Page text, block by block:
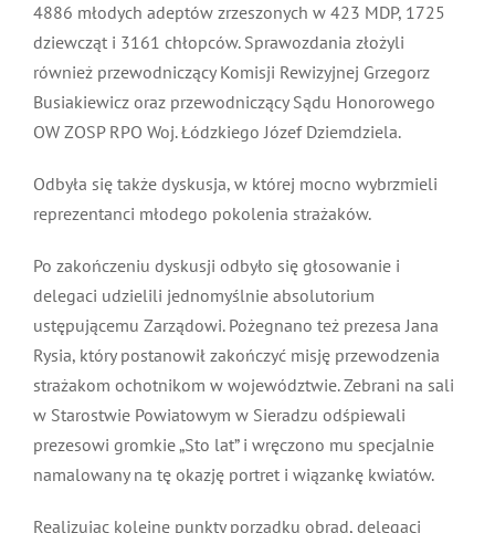
4886 młodych adeptów zrzeszonych w 423 MDP, 1725
dziewcząt i 3161 chłopców. Sprawozdania złożyli
również przewodniczący Komisji Rewizyjnej Grzegorz
Busiakiewicz oraz przewodniczący Sądu Honorowego
OW ZOSP RPO Woj. Łódzkiego Józef Dziemdziela.
Odbyła się także dyskusja, w której mocno wybrzmieli
reprezentanci młodego pokolenia strażaków.
Po zakończeniu dyskusji odbyło się głosowanie i
delegaci udzielili jednomyślnie absolutorium
ustępującemu Zarządowi. Pożegnano też prezesa Jana
Rysia, który postanowił zakończyć misję przewodzenia
strażakom ochotnikom w województwie. Zebrani na sali
w Starostwie Powiatowym w Sieradzu odśpiewali
prezesowi gromkie „Sto lat” i wręczono mu specjalnie
namalowany na tę okazję portret i wiązankę kwiatów.
Realizując kolejne punkty porządku obrad, delegaci